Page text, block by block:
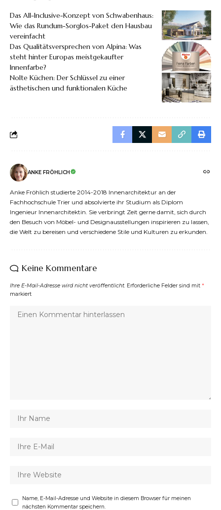
Das All-Inclusive-Konzept von Schwabenhaus:
Wie das Rundum-Sorglos-Paket den Hausbau
vereinfacht
Das Qualitätsversprechen von Alpina: Was
steht hinter Europas meistgekaufter
Innenfarbe?
Nolte Küchen: Der Schlüssel zu einer
ästhetischen und funktionalen Küche
ANKE FRÖHLICH
Anke Fröhlich studierte 2014-2018 Innenarchitektur an der
Fachhochschule Trier und absolvierte ihr Studium als Diplom
Ingenieur Innenarchitektin. Sie verbringt Zeit gerne damit, sich durch
den Besuch von Möbel- und Designausstellungen inspirieren zu lassen,
die Welt zu bereisen und verschiedene Stile und Kulturen zu erkunden.
Keine Kommentare
Ihre E-Mail-Adresse wird nicht veröffentlicht. Erforderliche Felder sind mit *
markiert
Name, E-Mail-Adresse und Website in diesem Browser für meinen
nächsten Kommentar speichern.